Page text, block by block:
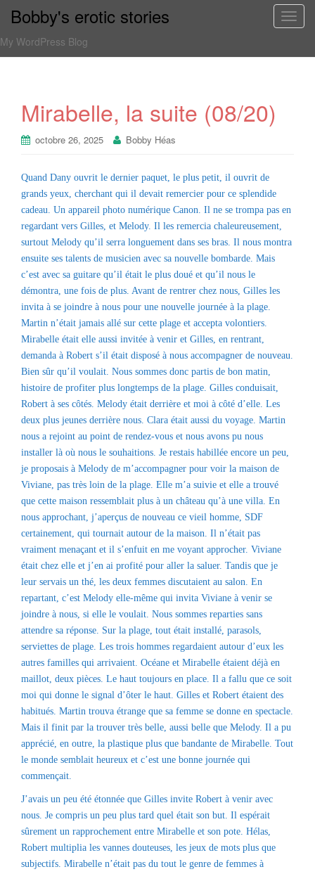
T
t
o
Bobby's erotic stories
My WordPress Blog
Mirabelle, la suite (08/20)
octobre 26, 2025 Bobby Héas
Quand Dany ouvrit le dernier paquet, le plus petit, il ouvrit de
grands yeux, cherchant qui il devait remercier pour ce splendide
cadeau. Un appareil photo numérique Canon. Il ne se trompa pas en
regardant vers Gilles, et Melody. Il les remercia chaleureusement,
surtout Melody qu’il serra longuement dans ses bras. Il nous montra
ensuite ses talents de musicien avec sa nouvelle bombarde. Mais
c’est avec sa guitare qu’il était le plus doué et qu’il nous le
démontra, une fois de plus. Avant de rentrer chez nous, Gilles les
invita à se joindre à nous pour une nouvelle journée à la plage.
Martin n’était jamais allé sur cette plage et accepta volontiers.
Mirabelle était elle aussi invitée à venir et Gilles, en rentrant,
demanda à Robert s’il était disposé à nous accompagner de nouveau.
Bien sûr qu’il voulait. Nous sommes donc partis de bon matin,
histoire de profiter plus longtemps de la plage. Gilles conduisait,
Robert à ses côtés. Melody était derrière et moi à côté d’elle. Les
deux plus jeunes derrière nous. Clara était aussi du voyage. Martin
nous a rejoint au point de rendez-vous et nous avons pu nous
installer là où nous le souhaitions. Je restais habillée encore un peu,
je proposais à Melody de m’accompagner pour voir la maison de
Viviane, pas très loin de la plage. Elle m’a suivie et elle a trouvé
que cette maison ressemblait plus à un château qu’à une villa. En
nous approchant, j’aperçus de nouveau ce vieil homme, SDF
certainement, qui tournait autour de la maison. Il n’était pas
vraiment menaçant et il s’enfuit en me voyant approcher. Viviane
était chez elle et j’en ai profité pour aller la saluer. Tandis que je
leur servais un thé, les deux femmes discutaient au salon. En
repartant, c’est Melody elle-même qui invita Viviane à venir se
joindre à nous, si elle le voulait. Nous sommes reparties sans
attendre sa réponse. Sur la plage, tout était installé, parasols,
serviettes de plage. Les trois hommes regardaient autour d’eux les
autres familles qui arrivaient. Océane et Mirabelle étaient déjà en
maillot, deux pièces. Le haut toujours en place. Il a fallu que ce soit
moi qui donne le signal d’ôter le haut. Gilles et Robert étaient des
habitués. Martin trouva étrange que sa femme se donne en spectacle.
Mais il finit par la trouver très belle, aussi belle que Melody. Il a pu
apprécié, en outre, la plastique plus que bandante de Mirabelle. Tout
le monde semblait heureux et c’est une bonne journée qui
commençait.
J’avais un peu été étonnée que Gilles invite Robert à venir avec
nous. Je compris un peu plus tard quel était son but. Il espérait
sûrement un rapprochement entre Mirabelle et son pote. Hélas,
Robert multiplia les vannes douteuses, les jeux de mots plus que
subjectifs. Mirabelle n’était pas du tout le genre de femmes à